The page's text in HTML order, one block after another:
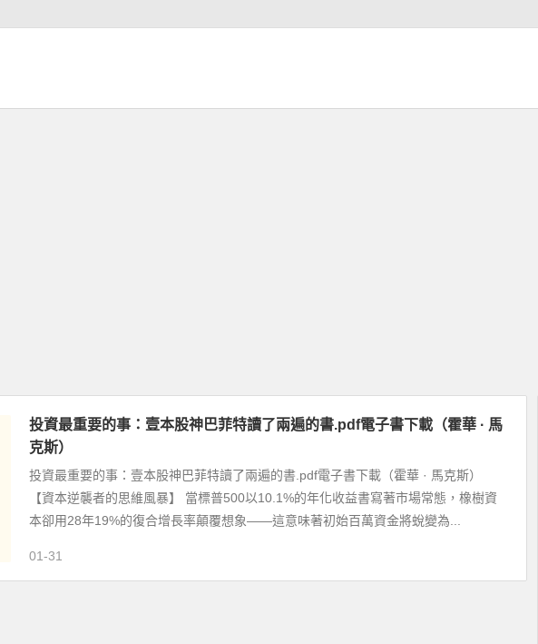
投資最重要的事：壹本股神巴菲特讀了兩遍的書.pdf電子書下載（霍華 · 馬
克斯）
投資最重要的事：壹本股神巴菲特讀了兩遍的書.pdf電子書下載（霍華 · 馬克斯）
【資本逆襲者的思維風暴】 當標普500以10.1%的年化收益書寫著市場常態，橡樹資
本卻用28年19%的復合增長率顛覆想象——這意味著初始百萬資金將蛻變為...
01-31